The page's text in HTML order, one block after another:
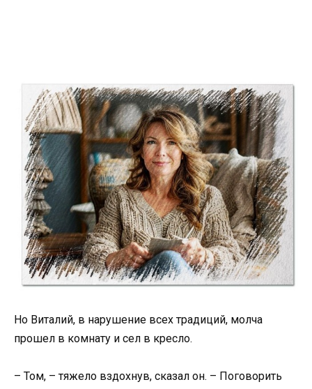
Но Виталий, в нарушение всех традиций, молча
прошел в комнату и сел в кресло.
– Том, – тяжело вздохнув, сказал он. – Поговорить